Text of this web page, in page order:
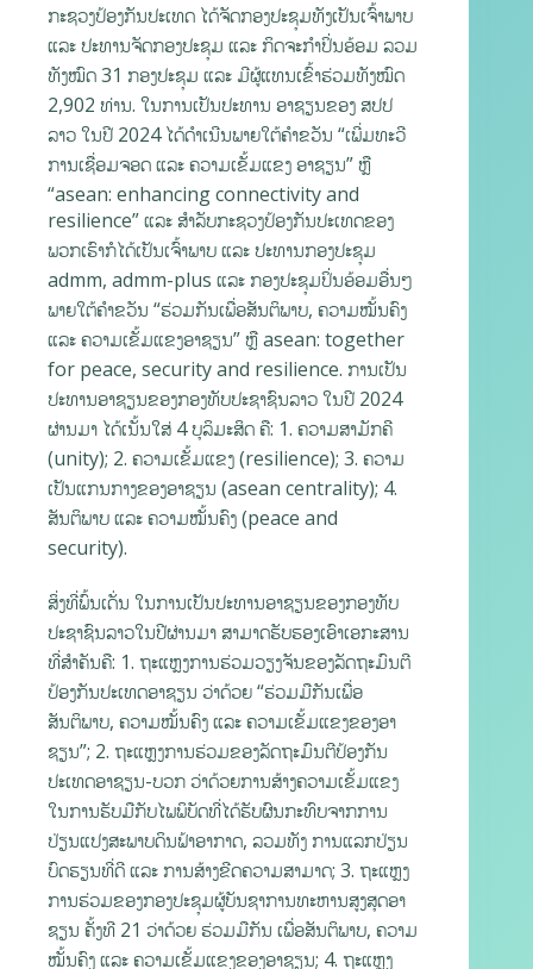
ກະຊວງປ້ອງກັນປະເທດ ໄດ້ຈັດກອງປະຊຸມທັງເປັນເຈົ້າພາບ
ແລະ ປະທານຈັດກອງປະຊຸມ ແລະ ກິດຈະກຳປິ່ນອ້ອມ ລວມ
ທັງໝົດ 31 ກອງປະຊຸມ ແລະ ມີຜູ້ແທນເຂົ້າຮ່ວມທັງໝົດ
2,902 ທ່ານ. ໃນການເປັນປະທານ ອາຊຽນຂອງ ສປປ
ລາວ ໃນປີ 2024 ໄດ້ດໍາເນີນພາຍໃຕ້ຄໍາຂວັນ “ເພີ່ມທະວີ
ການເຊື່ອມຈອດ ແລະ ຄວາມເຂັ້ມແຂງ ອາຊຽນ” ຫຼື
“asean: enhancing connectivity and
resilience” ແລະ ສໍາລັບກະຊວງປ້ອງກັນປະເທດຂອງ
ພວກເຮົາກໍໄດ້ເປັນເຈົ້າພາບ ແລະ ປະທານກອງປະຊຸມ
admm, admm-plus ແລະ ກອງປະຊຸມປິ່ນອ້ອມອື່ນໆ
ພາຍໃຕ້ຄໍາຂວັນ “ຮ່ວມກັນເພື່ອສັນຕິພາບ, ຄວາມໝັ້ນຄົງ
ແລະ ຄວາມເຂັ້ມແຂງອາຊຽນ” ຫຼື asean: together
for peace, security and resilience. ການເປັນ
ປະທານອາຊຽນຂອງກອງທັບປະຊາຊົນລາວ ໃນປີ 2024
ຜ່ານມາ ໄດ້ເນັ້ນໃສ່ 4 ບຸລິມະສິດ ຄື: 1. ຄວາມສາມັກຄີ
(unity); 2. ຄວາມເຂັ້ມແຂງ (resilience); 3. ຄວາມ
ເປັນແກນກາງຂອງອາຊຽນ (asean centrality); 4.
ສັນຕິພາບ ແລະ ຄວາມໝັ້ນຄົງ (peace and
security).
ສິ່ງທີ່ພົ້ນເດັ່ນ ໃນການເປັນປະທານອາຊຽນຂອງກອງທັບ
ປະຊາຊົນລາວໃນປີຜ່ານມາ ສາມາດຮັບຮອງເອົາເອກະສານ
ທີ່ສໍາຄັນຄື: 1. ຖະແຫຼງການຮ່ວມວຽງຈັນຂອງລັດຖະມົນຕີ
ປ້ອງກັນປະເທດອາຊຽນ ວ່າດ້ວຍ “ຮ່ວມມືກັນເພື່ອ
ສັນຕິພາບ, ຄວາມໝັ້ນຄົງ ແລະ ຄວາມເຂັ້ມແຂງຂອງອາ
ຊຽນ”; 2. ຖະແຫຼງການຮ່ວມຂອງລັດຖະມົນຕີປ້ອງກັນ
ປະເທດອາຊຽນ-ບວກ ວ່າດ້ວຍການສ້າງຄວາມເຂັ້ມແຂງ
ໃນການຮັບມືກັບໄພພິບັດທີ່ໄດ້ຮັບຜົນກະທົບຈາກການ
ປ່ຽນແປງສະພາບດິນຟ້າອາກາດ, ລວມທັງ ການແລກປ່ຽນ
ບົດຮຽນທີ່ດີ ແລະ ການສ້າງຂີດຄວາມສາມາດ; 3. ຖະແຫຼງ
ການຮ່ວມຂອງກອງປະຊຸມຜູ້ບັນຊາການທະຫານສູງສຸດອາ
ຊຽນ ຄັ້ງທີ 21 ວ່າດ້ວຍ ຮ່ວມມືກັນ ເພື່ອສັນຕິພາບ, ຄວາມ
ໝັ້ນຄົງ ແລະ ຄວາມເຂັ້ມແຂງຂອງອາຊຽນ; 4. ຖະແຫຼງ